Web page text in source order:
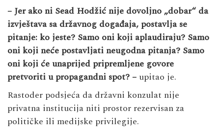
– Jer ako ni Sead Hodžić nije dovoljno „dobar“ da
izvještava sa državnog događaja, postavlja se
pitanje: ko jeste? Samo oni koji aplaudiraju? Samo
oni koji neće postavljati neugodna pitanja? Samo
oni koji će unaprijed pripremljene govore
pretvoriti u propagandni spot? – upitao je.
Rastoder podsjeća da državni konzulat nije
privatna institucija niti prostor rezervisan za
političke ili medijske privilegije.